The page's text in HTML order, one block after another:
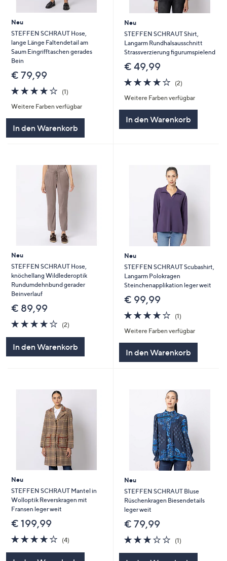
Neu
STEFFEN SCHRAUT Hose,
lange Länge Faltendetail am
Saum Eingrifftaschen gerades
Bein
€ 79,99
4.0
von
5
(1)1
Weitere Farben verfügbar
In den Warenkorb
Neu
STEFFEN SCHRAUT Shirt,
Langarm Rundhalsausschnitt
Strassverzierung figurumspielend
€ 49,99
4.0
von
5
(2)2
Weitere Farben verfügbar
In den Warenkorb
Neu
STEFFEN SCHRAUT Hose,
knöchellang Wildlederoptik
Rundumdehnbund gerader
Beinverlauf
€ 89,99
4.0
von
(2)2
In den Warenkorb
Neu
STEFFEN SCHRAUT Scubashirt,
Langarm Polokragen
Steinchenapplikation leger weit
€ 99,99
4.0
von
5
(1)1
Weitere Farben verfügbar
In den Warenkorb
Neu
STEFFEN SCHRAUT Mantel in
Wolloptik Reverskragen mit
Fransen leger weit
€ 199,99
4.0
von
(4)4
Neu
STEFFEN SCHRAUT Bluse
Rüschenkragen Biesendetails
leger weit
€ 79,99
3.0
von
(1)1